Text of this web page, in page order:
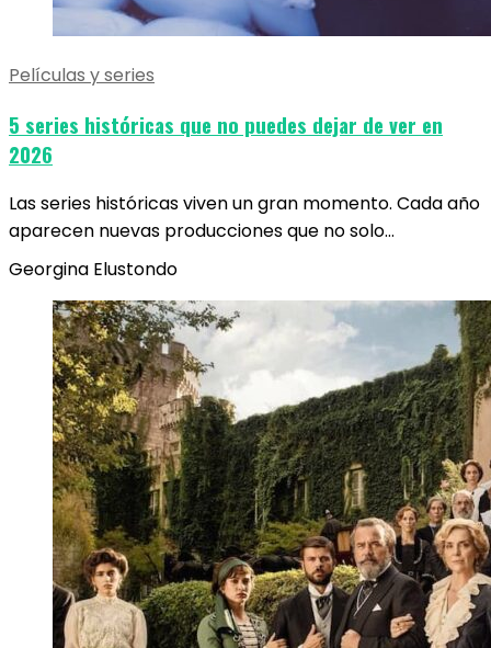
Películas y series
5 series históricas que no puedes dejar de ver en
2026
Las series históricas viven un gran momento. Cada año
aparecen nuevas producciones que no solo…
Georgina Elustondo